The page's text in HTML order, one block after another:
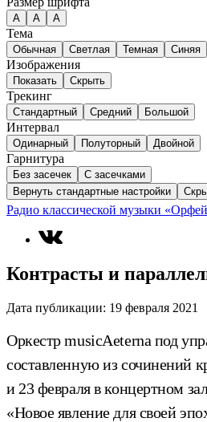
А A A
Тема
Обычная Светлая Темная Синяя
Изображения
Показать Скрыть
Трекинг
Стандартный Средний Большой
Интервал
Одинарный Полуторный Двойной
Гарнитура
Без засечек
С засечками
Вернуть стандартные настройки
Радио классической музыки
Контрасты и
Дата публикации: 19 февраля 2021
Оркестр musicAeterna под
составленную из сочинений
и 23 февраля в концертном
«Новое явление для своей